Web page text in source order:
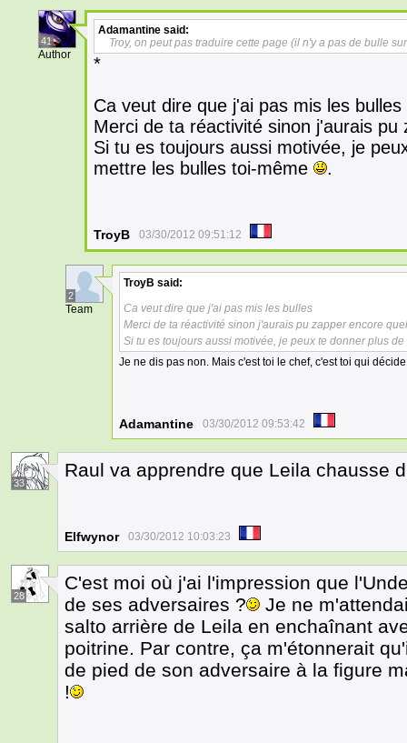
41
Author
Adamantine said:
Troy, on peut pas traduire cette page (il n'y a pas de bulle
*
Ca veut dire que j'ai pas mis les
Merci de ta réactivité sinon j'aurais
Si tu es toujours aussi motivée, je
mettre les bulles toi-même
.
TroyB 03/30/2012 09:51:12
2
Team
TroyB said:
Ca veut dire que j'ai pas mis les bulles
Merci de ta réactivité sinon j'aurais pu zapper encore
Si tu es toujours aussi motivée, je peux te donner plus
Je ne dis pas non. Mais c'est toi le chef, c'est toi qui
Adamantine 03/30/2012 09:53:42
33
Raul va apprendre que Leila chausse
Elfwynor 03/30/2012 10:03:23
28
C'est moi où j'ai l'impression que
de ses adversaires ?
Je ne
salto arrière de Leila en enchaînant
poitrine. Par contre, ça m'étonnerait
de pied de son adversaire à la figure
!